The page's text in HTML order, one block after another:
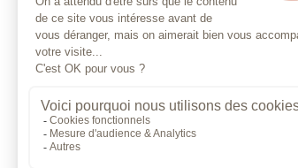
Kundenservice
Kontaktieren Sie uns
Montag bis Freitag von 10:00 bis 13:00 Uhr
und von 14:00 bis 17:00 Uhr